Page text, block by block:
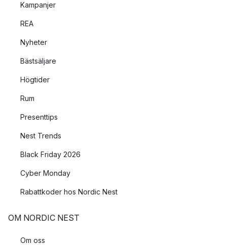
Kampanjer
REA
Nyheter
Bästsäljare
Högtider
Rum
Presenttips
Nest Trends
Black Friday 2026
Cyber Monday
Rabattkoder hos Nordic Nest
OM NORDIC NEST
Om oss